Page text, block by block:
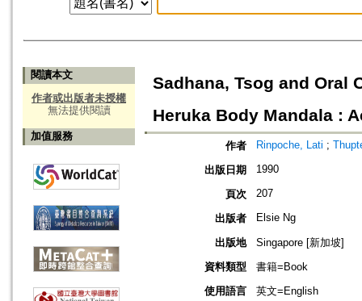
閱讀本文
作者或出版者未授權
無法提供閱讀
加值服務
Sadhana, Tsog and Oral
Heruka Body Mandala :
作者 Rinpoche, Lati ;
出版日期 1990
頁次 207
出版者 Elsie Ng
出版地
Singapore [新加坡]
資料類型
書籍=Book
使用語言
英文=English